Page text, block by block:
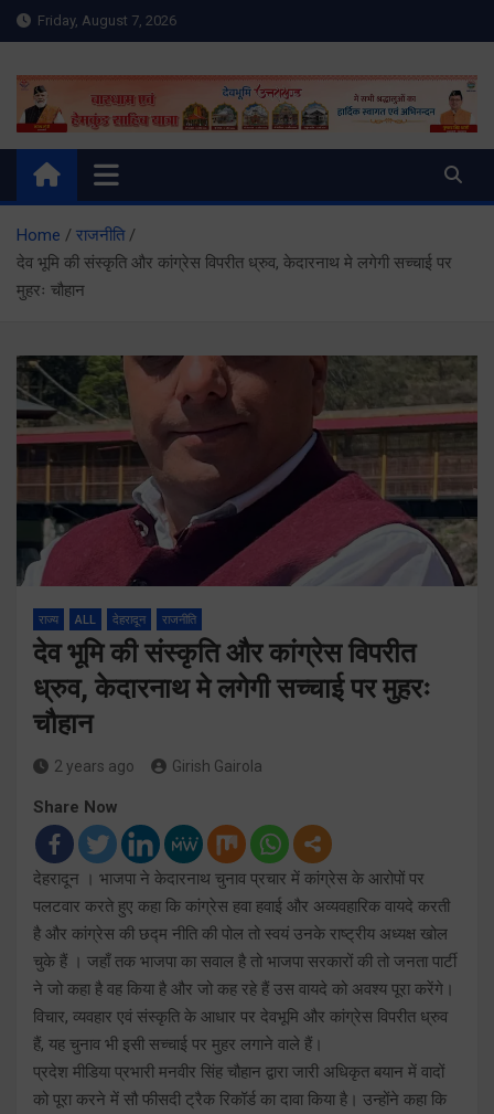
Skip
to
Friday, August 7, 2026
Meru Raibar | Uttarakhand
News | Uttarkashi News
meruraibar.com
Home
राजनीति
देव भूमि की संस्कृति और कांग्रेस विपरीत ध्रुव, केदारनाथ मे लगेगी सच्चाई पर
मुहरः चौहान
राज्य ALL देहरादून राजनीति
देव भूमि की संस्कृति और कांग्रेस विपरीत
ध्रुव, केदारनाथ मे लगेगी सच्चाई पर मुहरः
चौहान
2 years ago Girish Gairola
Share Now
देहरादून । भाजपा ने केदारनाथ चुनाव प्रचार में कांग्रेस के आरोपों पर
पलटवार करते हुए कहा कि कांग्रेस हवा हवाई और अव्यवहारिक वायदे करती
है और कांग्रेस की छद्म नीति की पोल तो स्वयं उनके राष्ट्रीय अध्यक्ष खोल
चुके हैं । जहाँ तक भाजपा का सवाल है तो भाजपा सरकारों की तो जनता पार्टी
ने जो कहा है वह किया है और जो कह रहे हैं उस वायदे को अवश्य पूरा करेंगे।
विचार, व्यवहार एवं संस्कृति के आधार पर देवभूमि और कांग्रेस विपरीत ध्रुव
हैं, यह चुनाव भी इसी सच्चाई पर मुहर लगाने वाले हैं।
प्रदेश मीडिया प्रभारी मनवीर सिंह चौहान द्वारा जारी अधिकृत बयान में वादों
को पूरा करने में सौ फीसदी ट्रैक रिकॉर्ड का दावा किया है। उन्होंने कहा कि